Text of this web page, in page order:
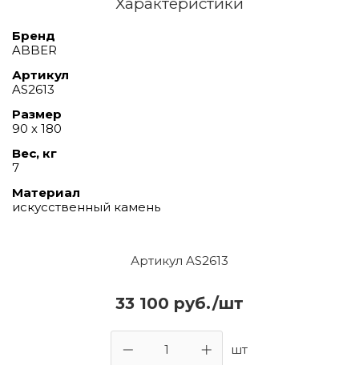
Артикул AS2613
33 100 руб./шт
шт
Бренд
ABBER
Артикул
AS2613
Размер
90 х 180
Вес, кг
7
Материал
искусственный камень